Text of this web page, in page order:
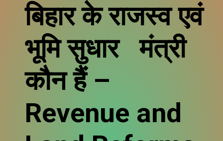
बिहार केराजस्व एवं
भूमि सुधार मंत्री
कौन हैं –
Revenue and